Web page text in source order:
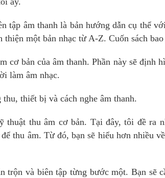
tập âm thanh là bản hướng dẫn cụ thể
thiện một bản nhạc từ A-Z. Cuốn sách
cơ bản của âm thanh. Phần này sẽ định
làm âm nhạc.
thiết bị và cách nghe âm thanh.
thuật thu âm cơ bản. Tại đây, tôi đề ra
thu âm. Từ đó, bạn sẽ hiểu hơn nhiều
trộn và biên tập từng bước một. Bạn sẽ